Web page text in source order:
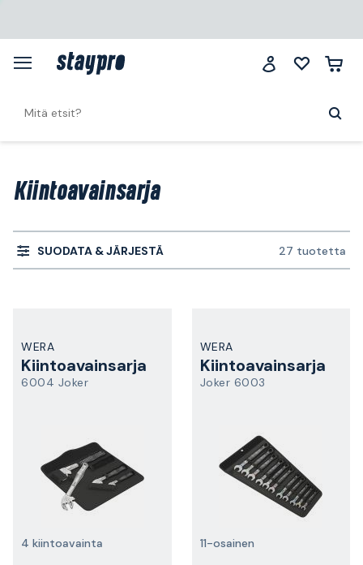
Kiintoavainsarja
SUODATA & JÄRJESTÄ 27 tuotetta
WERA
Kiintoavainsarja
6004 Joker
4 kiintoavainta
WERA
Kiintoavainsarja
Joker 6003
11-osainen